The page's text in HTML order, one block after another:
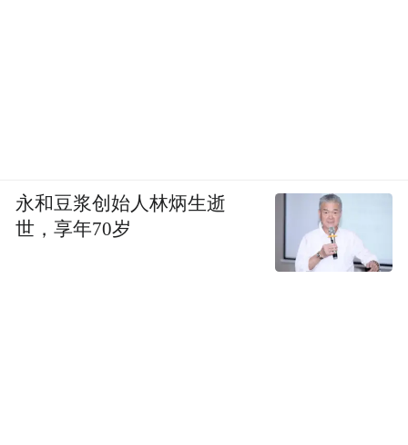
永和豆浆创始人林炳生逝
世，享年70岁